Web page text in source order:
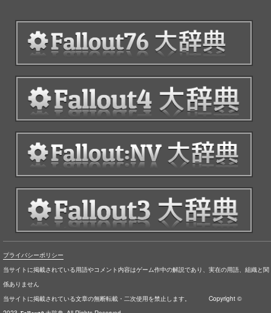
プライバシーポリシー
当サイトに掲載されている用語やコメント内容はゲーム作中の解説であり、実在の用語、組織と関
係ありません
当サイトに掲載されている文章の無断転載・二次使用を禁止します。 Copyright ©